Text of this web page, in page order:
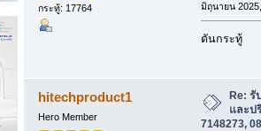
กระทู้: 17764
มิถุนายน
ดันกระทู้
hitechproduct1
Hero Member
Re: รั
และป
7148273,